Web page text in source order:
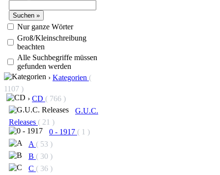
Nur ganze Wörter
Groß/Kleinschreibung
beachten
Alle Suchbegriffe müssen
gefunden werden
› Kategorien (
1107 )
› CD ( 766 )
G.U.C.
Releases ( 21 )
0 - 1917 ( 1 )
A ( 53 )
B ( 30 )
C ( 36 )